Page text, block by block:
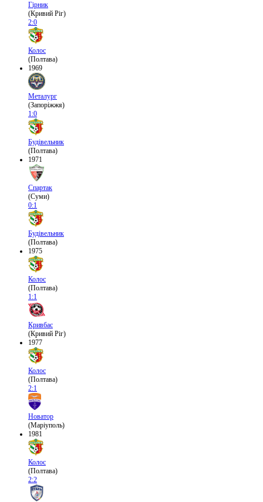
Гірник
(Кривий Ріг)
2:0
Колос
(Полтава)
1969
Металург
(Запоріжжя)
1:0
Будівельник
(Полтава)
1971
Спартак
(Суми)
0:1
Будівельник
(Полтава)
1975
Колос
(Полтава)
1:1
Кривбас
(Кривий Ріг)
1977
Колос
(Полтава)
2:1
Новатор
(Маріуполь)
1981
Колос
(Полтава)
2:2